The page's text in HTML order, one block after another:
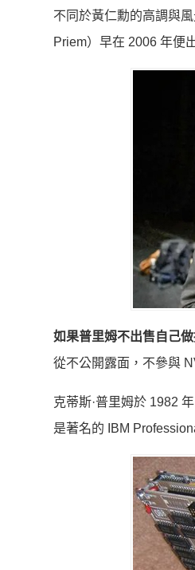
不同於黃仁勳的高調與
Priem）早在 2006 年便
如果普里姆不出售自己
從不公開露面，不參與
克蒂斯·普里姆於 1982
是著名的 IBM